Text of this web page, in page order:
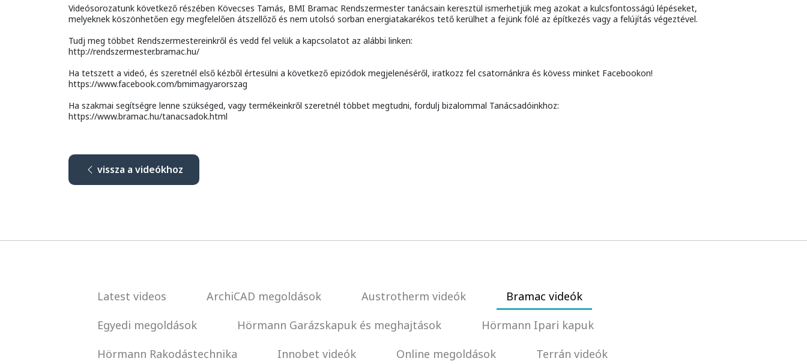
Videósorozatunk következő részében Kövecses Tamás, BMI Bramac Rendszermester tanácsain keresztül ismerhetjük meg azokat a kulcsfontosságú lépéseket,
melyeknek köszönhetően egy megfelelően átszellőző és nem utolsó sorban energiatakarékos tető kerülhet a fejünk fölé az építkezés vagy a felújítás végeztével.
Tudj meg többet Rendszermestereinkről és vedd fel velük a kapcsolatot az alábbi linken:
http://rendszermester.bramac.hu/
Ha tetszett a videó, és szeretnél első kézből értesülni a következő epizódok megjelenéséről, iratkozz fel csatornánkra és kövess minket Facebookon!
https://www.facebook.com/bmimagyarorszag
Ha szakmai segítségre lenne szükséged, vagy termékeinkről szeretnél többet megtudni, fordulj bizalommal Tanácsadóinkhoz:
https://www.bramac.hu/tanacsadok.html
vissza a videókhoz
Latest videos ArchiCAD megoldások Austrotherm videók
Bramac videók
Egyedi megoldások
Hörmann Garázskapuk és meghajtások
Hörmann Ipari kapuk
Hörmann Rakodástechnika
Innobet videók Online megoldások Terrán videók